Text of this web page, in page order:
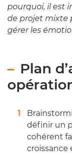
pourquoi, il est
de projet mixte
gérer les
Plan
définir un
cohérent
croissance